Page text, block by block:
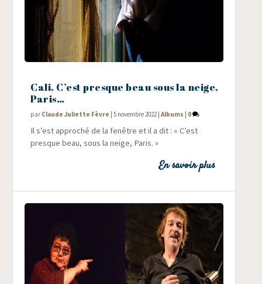
Cali, C’est presque beau sous la neige,
Paris…
par Claude Juliette Fèvre |5 novembre 2022 |Albums | 0
Il s’est appro­ché de la fenêtre et il a dit : « C’est
presque beau, sous la neige, Paris. »
En savoir plus